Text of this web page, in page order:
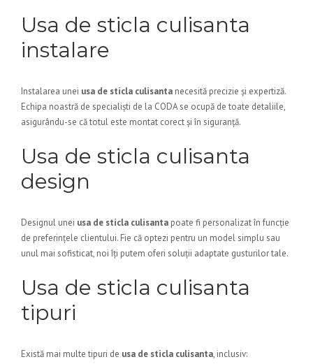
Usa de sticla culisanta
instalare
Instalarea unei usa de sticla culisanta necesită precizie și expertiză.
Echipa noastră de specialiști de la CODA se ocupă de toate detaliile,
asigurându-se că totul este montat corect și în siguranță.
Usa de sticla culisanta
design
Designul unei usa de sticla culisanta poate fi personalizat în funcție
de preferințele clientului. Fie că optezi pentru un model simplu sau
unul mai sofisticat, noi îți putem oferi soluții adaptate gusturilor tale.
Usa de sticla culisanta
tipuri
Există mai multe tipuri de usa de sticla culisanta, inclusiv: